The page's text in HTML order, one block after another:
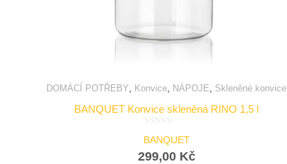
DOMÁCÍ POTŘEBY Konvice NÁPOJE Skleněné konvice
BANQUET Konvice skleněná RINO 1,5 l
0
5
BANQUET
299,00 Kč